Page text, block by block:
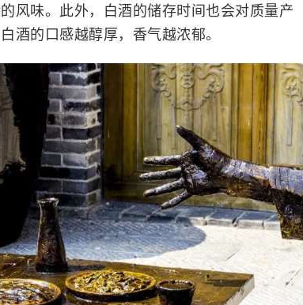
风味。此外，白酒的储存时间也会对质量产
酒的口感越醇厚，香气越浓郁。